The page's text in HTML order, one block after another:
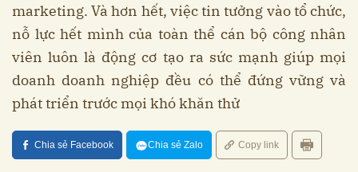
marketing. Và hơn hết, việc tin tưởng vào tổ chức,
nỗ lực hết mình của toàn thể cán bộ công nhân
viên luôn là động cơ tạo ra sức mạnh giúp mọi
doanh doanh nghiệp đều có thể đứng vững và
phát triển trước mọi khó khăn thử
Chia sẻ Facebook Chia sẻ Zalo Copy link